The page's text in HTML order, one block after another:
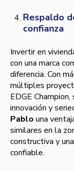
Respaldo
confianza
Invertir en
con una marca
diferencia. Con
múltiples
EDGE
innovación y
Pablo una
similares en la
constructiva y
confiable.